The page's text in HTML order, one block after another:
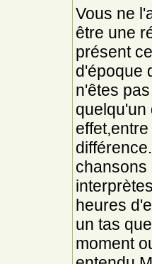
Vous ne
être une
présent
d'époque
n'êtes
quelqu'un
chansons
heures
un tas
moment